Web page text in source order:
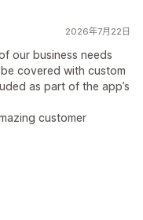
2026年7月22日
our business needs
covered with custom
as part of the app’s
customer